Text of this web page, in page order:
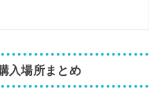
入場所まとめ